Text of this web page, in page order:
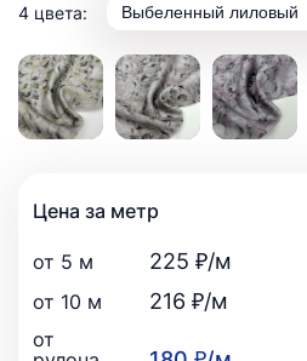
4 цвета: Выбеленный лиловый
Цена за метр
от 5 м 225 ₽/м
от 10 м 216 ₽/м
от